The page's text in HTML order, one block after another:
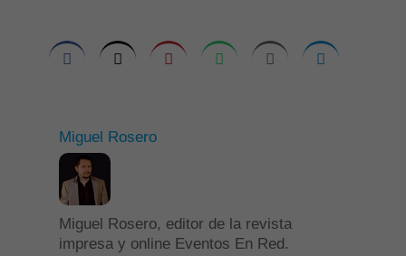
Miguel Rosero
Miguel Rosero, editor de la revista
impresa y online Eventos En Red.